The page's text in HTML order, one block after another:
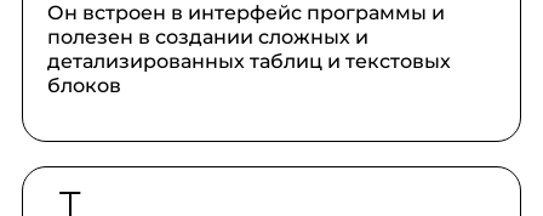
Он встроен в интерфейс программы и
полезен в создании сложных и
детализированных таблиц и текстовых
блоков